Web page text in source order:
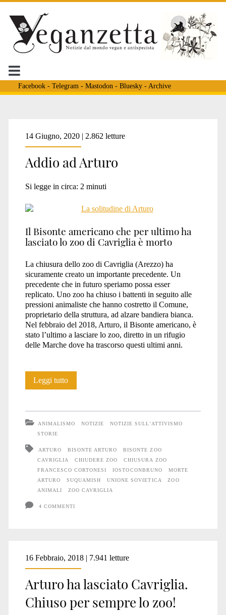
Facebook- Telegram - Mastodon - Bluesky- Archive
Tag:
<span>bisonte
Arturo</span>
14 Giugno, 2020 | 2.862 letture
Addio ad Arturo
Si legge in circa: 2 minuti
Il Bisonte americano che per ultimo ha
lasciato lo zoo di Cavriglia è morto
La chiusura dello zoo di Cavriglia (Arezzo) ha
sicuramente creato un importante precedente. Un
precedente che in futuro speriamo possa esser
replicato. Uno zoo ha chiuso i battenti in seguito alle
pressioni animaliste che hanno costretto il Comune,
proprietario della struttura, ad alzare bandiera bianca.
Nel febbraio del 2018, Arturo, il Bisonte americano, è
stato l’ultimo a lasciare lo zoo, diretto in un rifugio
delle Marche dove ha trascorso questi ultimi anni.
Leggi tuttoAddio
ANIMALISMO NOTIZIE
NOTIZIE SULL'ATTIVISMO
STORIE
ARTURO BISONTE ARTURO
BISONTE ZOO
CAVRIGLIA
CHIUDERE ZOO
CHIUSURA ZOO
FRANCESCO CORTONESI
IOSTOCONBRUNO
MORTE
ARTURO
SUQUAMISH UNIONE SOVIETICA
ZOO
ANIMALI
ZOO CAVRIGLIA
4 COMMENTI
16 Febbraio, 2018 | 7.941 letture
Arturo ha lasciato Cavriglia.
Chiuso per sempre lo zoo!